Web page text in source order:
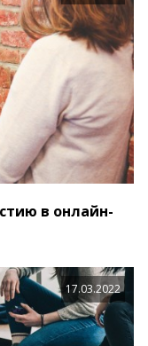
в онлайн-
17.03.2022